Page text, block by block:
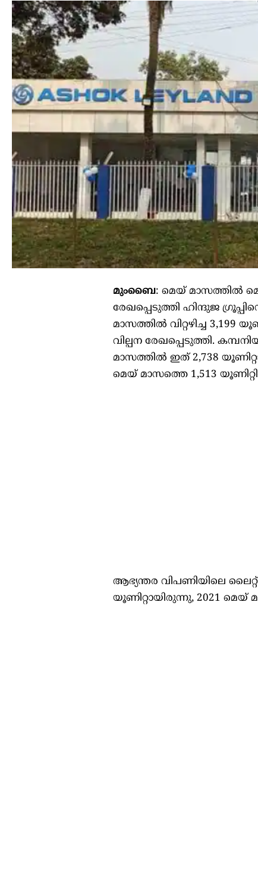
മുംബൈ: മെയ് മാസത്തിൽ
രേഖപ്പെടുത്തി ഹിന്ദുജ
മാസത്തിൽ വിറ്റഴിച്ച 3,199
വില്പന രേഖപ്പെടുത്തി.
മാസത്തിൽ ഇത് 2,738
മെയ് മാസത്തെ 1,513
ആഭ്യന്തര വിപണിയിലെ
യൂണിറ്റായിരുന്നു, 2021 മെയ്